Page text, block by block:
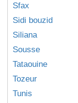
Sfax
Sidi bouzid
Siliana
Sousse
Tataouine
Tozeur
Tunis